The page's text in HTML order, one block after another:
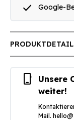
done Google-
phone_iphone
Unsere
weiter!
Mail.